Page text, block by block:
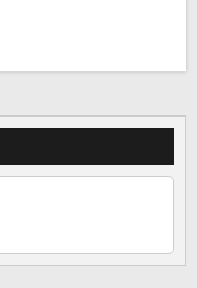
！
にも！